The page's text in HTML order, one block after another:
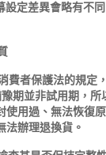
定差異會略有不
費者保護法的規定
期並非試用期，所
使用過、無法恢復
法辦理退換貨。